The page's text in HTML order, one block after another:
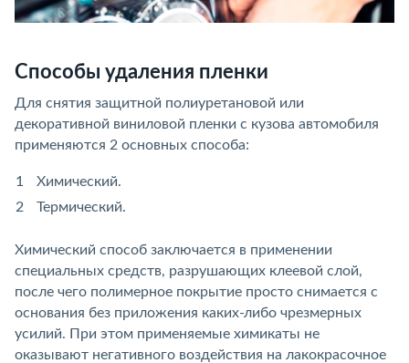
Способы удаления пленки
Для снятия защитной полиуретановой или
декоративной виниловой пленки с кузова автомобиля
применяются 2 основных способа:
Химический.
Термический.
Химический способ заключается в применении
специальных средств, разрушающих клеевой слой,
после чего полимерное покрытие просто снимается с
основания без приложения каких-либо чрезмерных
усилий. При этом применяемые химикаты не
оказывают негативного воздействия на лакокрасочное